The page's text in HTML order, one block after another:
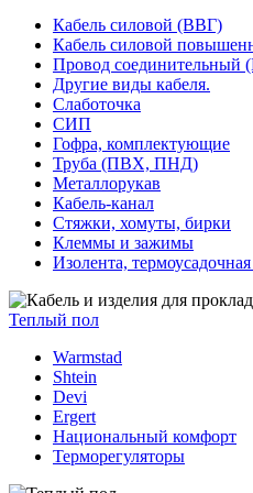
Кабель силовой (ВВГ)
Кабель силовой
Провод соединительный
Другие виды кабеля.
Слаботочка
СИП
Гофра, комплектующие
Труба (ПВХ, ПНД)
Металлорукав
Кабель-канал
Стяжки, хомуты, бирки
Клеммы и зажимы
Изолента,
Теплый пол
Warmstad
Shtein
Devi
Ergert
Национальный комфорт
Терморегуляторы